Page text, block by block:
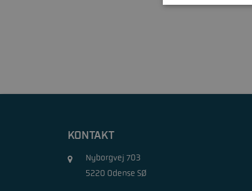
KONTAKT
Nyborgvej 703
5220 Odense SØ